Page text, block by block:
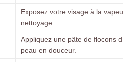
Exposez votre visage à la
nettoyage.
Appliquez une pâte de flocons
peau en douceur.